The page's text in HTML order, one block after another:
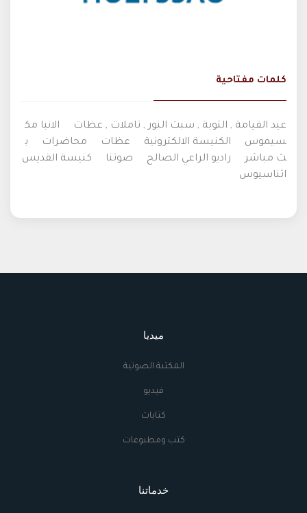
كلمات مفتاحية
عيد القيامة , التوبة , سبت النور , تاملات , عظات
الانبا مك
سيموس
الكنيسة الالكترونية عظات محاضرات
ب
ث مباشر
راديو الراعي الصالح صوتنا
كنيسة القديس
اثناسيوس
ميديا
المكتبة الصوتية
فيديو
كتابات
كتب ومطبوعات
خدماتنا